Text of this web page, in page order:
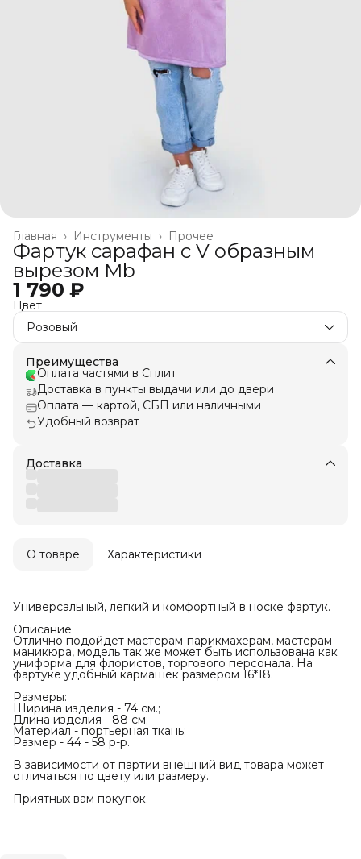
Прочее
Инструменты ›
Главная ›
Фартук сарафан c V образным
вырезом Mb
1 790 ₽
Цвет
Розовый
Преимущества
Оплата частями в Сплит
Доставка в пункты выдачи или до двери
Оплата — картой, СБП или наличными
Удобный возврат
Доставка
О товаре Характеристики
Универсальный, легкий и комфортный в носке фартук.
Описание
Отлично подойдет мастерам-парикмахерам, мастерам
маникюра, модель так же может быть использована как
униформа для флористов, торгового персонала. На
фартуке удобный кармашек размером 16*18.
Размеры:
Ширина изделия - 74 см.;
Длина изделия - 88 см;
Материал - портьерная ткань;
Размер - 44 - 58 р-р.
В зависимости от партии внешний вид товара может
отличаться по цвету или размеру.
Приятных вам покупок.